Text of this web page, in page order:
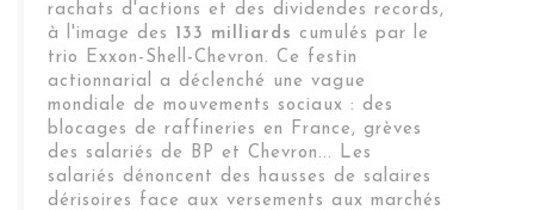
rachats d'actions et des dividendes records,
à l'image des 133 milliards cumulés par le
trio Exxon-Shell-Chevron. Ce festin
actionnarial a déclenché une vague
mondiale de mouvements sociaux : des
blocages de raffineries en France, grèves
des salariés de BP et Chevron... Les
salariés dénoncent des hausses de salaires
dérisoires face aux versements aux marchés